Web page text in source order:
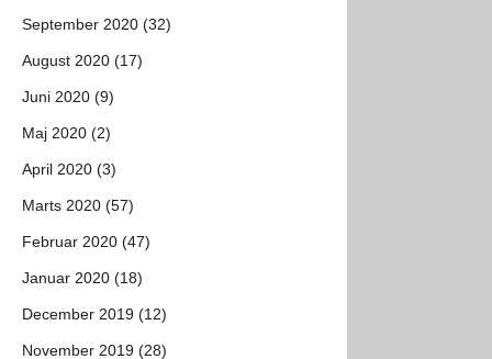
September 2020 (32)
August 2020 (17)
Juni 2020 (9)
Maj 2020 (2)
April 2020 (3)
Marts 2020 (57)
Februar 2020 (47)
Januar 2020 (18)
December 2019 (12)
November 2019 (28)